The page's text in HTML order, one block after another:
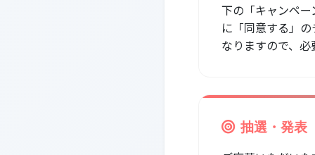
下の「キャンペ
に「同意する」
なりますので、
抽選・発表